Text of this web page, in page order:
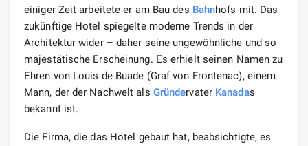
einiger Zeit arbeitete er am Bau des Bahnhofs mit. Das
zukünftige Hotel spiegelte moderne Trends in der
Architektur wider – daher seine ungewöhnliche und so
majestätische Erscheinung. Es erhielt seinen Namen zu
Ehren von Louis de Buade (Graf von Frontenac), einem
Mann, der der Nachwelt als Gründervater Kanadas
bekannt ist.
Die Firma, die das Hotel gebaut hat, beabsichtigte, es